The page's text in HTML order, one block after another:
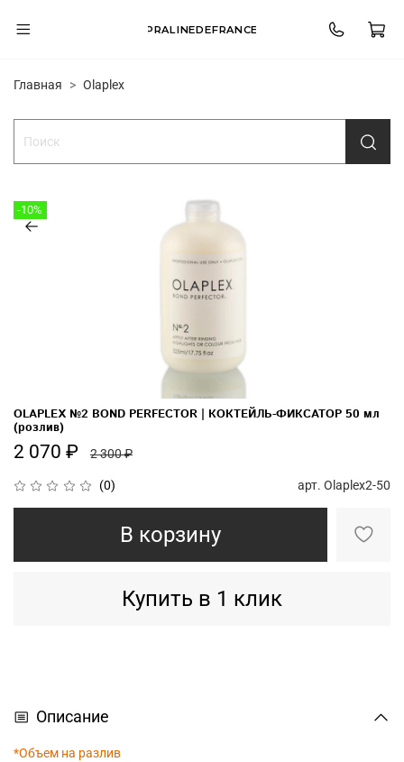
PRALINEDEFRANCE
Главная Olaplex
-10%
(0) арт. Olaplex2-50
OLAPLEX №2 BOND PERFECTOR | КОКТЕЙЛЬ-ФИКСАТОР 50 мл
(розлив)
2 070 ₽ 2 300 ₽
В корзину
Купить в 1 клик
Описание
*Объем на разлив